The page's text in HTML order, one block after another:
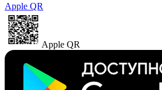
Apple QR
Apple QR